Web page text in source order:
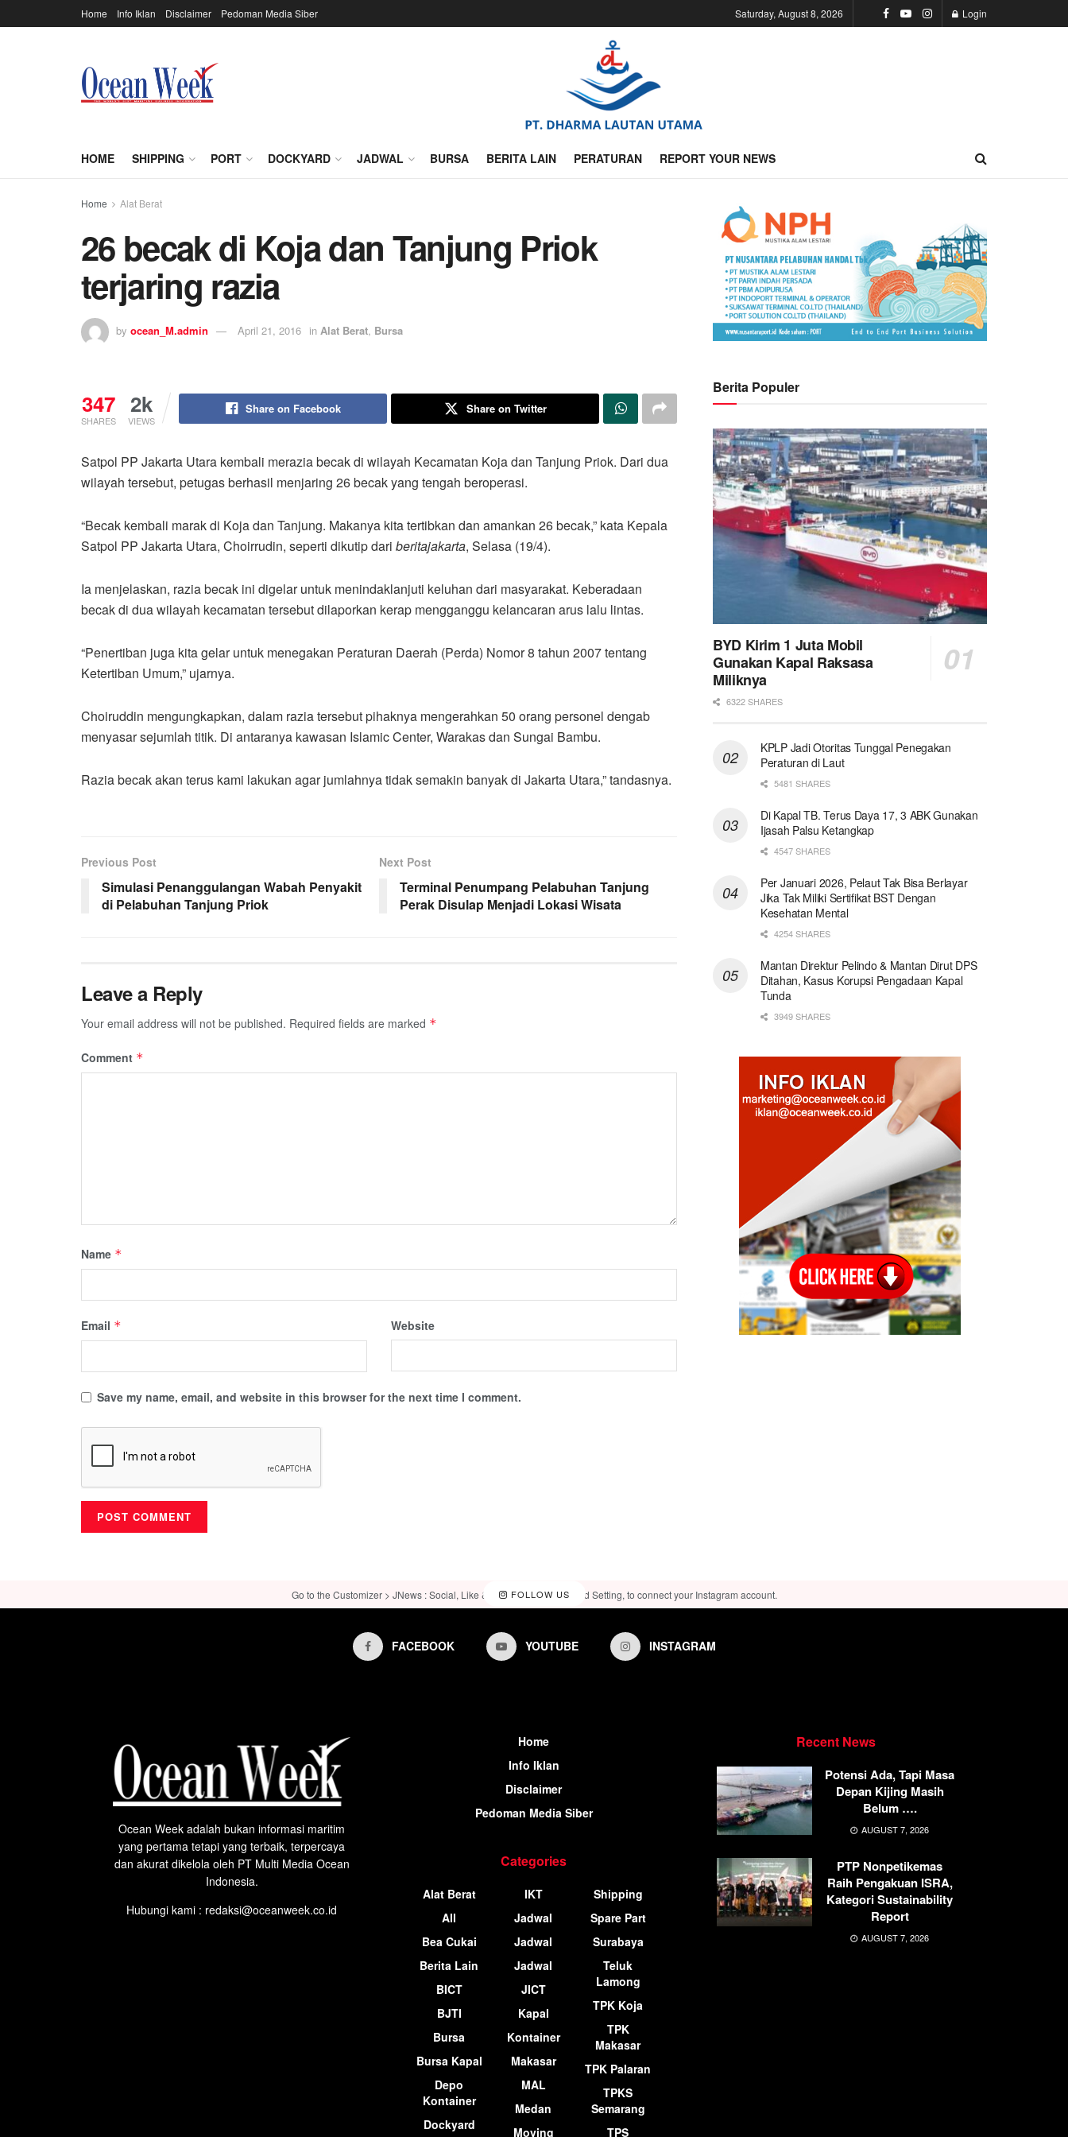
Home Info Iklan Disclaimer Pedoman Media Siber Saturday, August 8, 2026 Login
HOME SHIPPING PORT DOCKYARD JADWAL BURSA BERITA LAIN PERATURAN REPORT YOUR NEWS
Home Alat Berat
26 becak di Koja dan Tanjung Priok
terjaring razia
by ocean_M.admin April 21, 2016 in Alat Berat, Bursa
347
SHARES
2k
VIEWS
Share on Facebook Share on Twitter
Satpol PP Jakarta Utara kembali merazia becak di wilayah Kecamatan Koja dan Tanjung Priok. Dari dua
wilayah tersebut, petugas berhasil menjaring 26 becak yang tengah beroperasi.
“Becak kembali marak di Koja dan Tanjung. Makanya kita tertibkan dan amankan 26 becak,” kata Kepala
Satpol PP Jakarta Utara, Choirrudin, seperti dikutip dari beritajakarta, Selasa (19/4).
Ia menjelaskan, razia becak ini digelar untuk menindaklanjuti keluhan dari masyarakat. Keberadaan
becak di dua wilayah kecamatan tersebut dilaporkan kerap mengganggu kelancaran arus lalu lintas.
“Penertiban juga kita gelar untuk menegakan Peraturan Daerah (Perda) Nomor 8 tahun 2007 tentang
Ketertiban Umum,” ujarnya.
Choiruddin mengungkapkan, dalam razia tersebut pihaknya mengerahkan 50 orang personel dengab
menyasar sejumlah titik. Di antaranya kawasan Islamic Center, Warakas dan Sungai Bambu.
Razia becak akan terus kami lakukan agar jumlahnya tidak semakin banyak di Jakarta Utara,” tandasnya.
Previous Post
Simulasi Penanggulangan Wabah Penyakit
di Pelabuhan Tanjung Priok
Next Post
Terminal Penumpang Pelabuhan Tanjung
Perak Disulap Menjadi Lokasi Wisata
Leave a Reply
Your email address will not be published. Required fields are marked *
Comment *
Name *
Email * Website
Save my name, email, and website in this browser for the next time I comment.
Berita Populer
BYD Kirim 1 Juta Mobil
Gunakan Kapal Raksasa
Miliknya
6322 SHARES
KPLP Jadi Otoritas Tunggal Penegakan
Peraturan di Laut
5481 SHARES
Di Kapal TB. Terus Daya 17, 3 ABK Gunakan
Ijasah Palsu Ketangkap
4547 SHARES
Per Januari 2026, Pelaut Tak Bisa Berlayar
Jika Tak Miliki Sertifikat BST Dengan
Kesehatan Mental
4254 SHARES
Mantan Direktur Pelindo & Mantan Dirut DPS
Ditahan, Kasus Korupsi Pengadaan Kapal
Tunda
3949 SHARES
FOLLOW US
Go to the Customizer > JNews : Social, Like & View > Instagram Feed Setting, to connect your Instagram account.
FACEBOOK YOUTUBE INSTAGRAM
Ocean Week adalah bukan informasi maritim
yang pertama tetapi yang terbaik, terpercaya
dan akurat dikelola oleh PT Multi Media Ocean
Indonesia.
Hubungi kami : redaksi@oceanweek.co.id
Home
Info Iklan
Disclaimer
Pedoman Media Siber
Categories
Alat Berat
All
Bea Cukai
Berita Lain
BICT
BJTI
Bursa
Bursa Kapal
Depo
Kontainer
Dockyard
IKT
Jadwal
Jadwal
Jadwal
JICT
Kapal
Kontainer
Makasar
MAL
Medan
Moving
Shipping
Spare Part
Surabaya
Teluk
Lamong
TPK Koja
TPK
Makasar
TPK Palaran
TPKS
Semarang
TPS
Recent News
Potensi Ada, Tapi Masa
Depan Kijing Masih
Belum ….
AUGUST 7, 2026
PTP Nonpetikemas
Raih Pengakuan ISRA,
Kategori Sustainability
Report
AUGUST 7, 2026